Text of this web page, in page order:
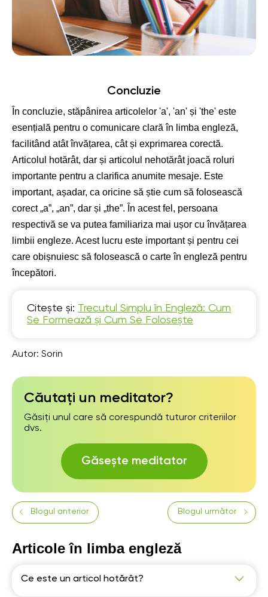
Concluzie
În concluzie, stăpânirea articolelor 'a', 'an' și 'the' este
esențială pentru o comunicare clară în limba engleză,
facilitând atât învățarea, cât și exprimarea corectă.
Articolul hotărât, dar și articolul nehotărât joacă roluri
importante pentru a clarifica anumite mesaje. Este
important, așadar, ca oricine să știe cum să folosească
corect „a”, „an”, dar și „the”. În acest fel, persoana
respectivă se va putea familiariza mai ușor cu învățarea
limbii engleze. Acest lucru este important și pentru cei
care obișnuiesc să folosească o carte în engleză pentru
începători.
Citește și: Trecutul Simplu în Engleză: Cum
Se Formează și Cum Se Folosește
Autor: Sorin
Căutați un meditator?
Găsiți unul care să corespundă tuturor criteriilor
dvs.
Găsește meditator
Blogul anterior Blogul următor
Articole în limba engleză
Ce este un articol hotărât?